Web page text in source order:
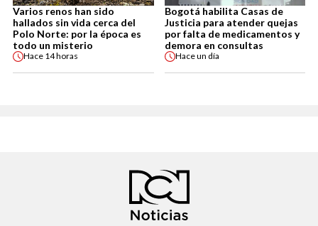
Varios renos han sido
hallados sin vida cerca del
Polo Norte: por la época es
todo un misterio
Hace 14 horas
Bogotá habilita Casas de
Justicia para atender quejas
por falta de medicamentos y
demora en consultas
Haceun día